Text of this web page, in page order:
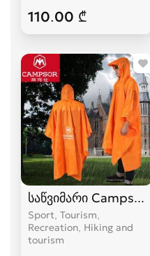
110.00 ₾
საწვიმარი Campsor
Sport, Tourism,
Recreation, Hiking and
tourism